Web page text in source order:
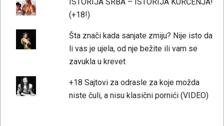
(+18!)
Šta znači kada sanjate zmiju? Nije isto da
li vas je ujela, od nje bežite ili vam se
zavukla u krevet
+18 Sajtovi za odrasle za koje možda
niste čuli, a nisu klasični pornići (VIDEO)